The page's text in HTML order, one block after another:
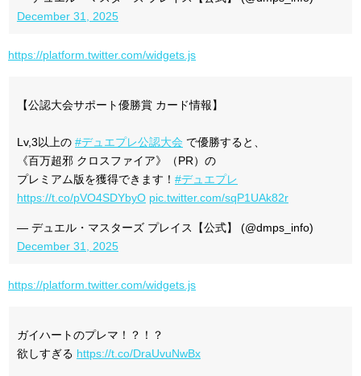
December 31, 2025
https://platform.twitter.com/widgets.js
【公認大会サポート優勝賞 カード情報】
Lv,3以上の #デュエプレ公認大会 で優勝すると、
《百万超邪 クロスファイア》（PR）の
プレミアム版を獲得できます！ #デュエプレ
https://t.co/pVO4SDYbyO pic.twitter.com/sqP1UAk82r
— デュエル・マスターズ プレイス【公式】 (@dmps_info)
December 31, 2025
https://platform.twitter.com/widgets.js
ガイハートのプレマ！？！？
欲しすぎる https://t.co/DraUvuNwBx